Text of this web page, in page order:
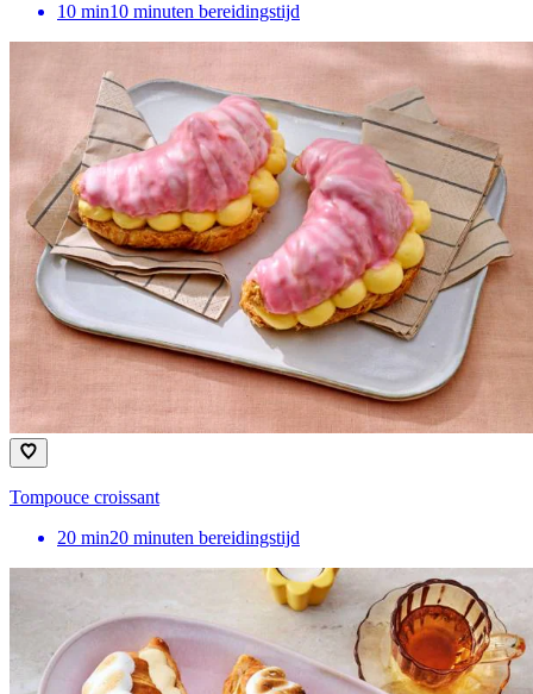
10 min10 minuten bereidingstijd
Tompouce croissant
20 min20 minuten bereidingstijd